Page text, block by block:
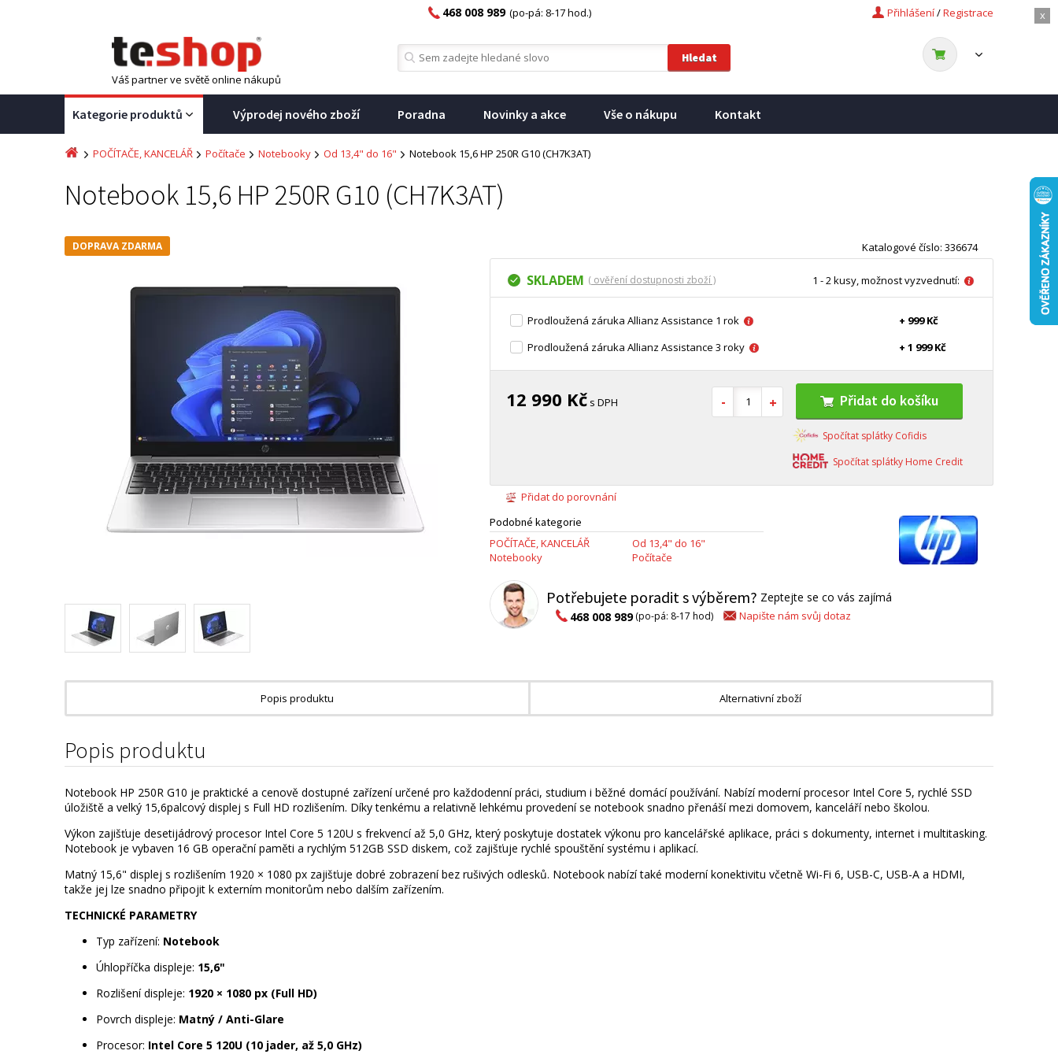
x
Registrace
/
Přihlášení
468 008 989 (po-pá: 8-17 hod.)
Váš partner ve světě online nákupů
Kategorie produktů Výprodej nového zboží Poradna Novinky a akce Vše o nákupu Kontakt
POČÍTAČE, KANCELÁŘ Počítače Notebooky Od 13,4" do 16" Notebook 15,6 HP 250R G10 (CH7K3AT)
Notebook 15,6 HP 250R G10 (CH7K3AT)
DOPRAVA ZDARMA Katalogové číslo: 336674
SKLADEM ( ověření dostupnosti zboží ) 1 - 2 kusy, možnost vyzvednutí:
Prodloužená záruka Allianz Assistance 1 rok
+ 999 Kč
Prodloužená záruka Allianz Assistance 3 roky
+ 1 999 Kč
12 990 Kč s DPH Přidat do košíku
Spočítat splátky Cofidis
Spočítat splátky Home Credit
Přidat do porovnání
Podobné kategorie
POČÍTAČE, KANCELÁŘ
Notebooky
Od 13,4" do 16"
Počítače
Potřebujete poradit s výběrem? Zeptejte se co vás zajímá
468 008 989(po-pá: 8-17 hod) Napište nám svůj dotaz
Popis produktu Alternativní zboží
Popis produktu
Notebook HP 250R G10 je praktické a cenově dostupné zařízení určené pro každodenní práci, studium i běžné domácí používání. Nabízí moderní procesor Intel Core 5, rychlé SSD
úložiště a velký 15,6palcový displej s Full HD rozlišením. Díky tenkému a relativně lehkému provedení se notebook snadno přenáší mezi domovem, kanceláří nebo školou.
Výkon zajišťuje desetijádrový procesor Intel Core 5 120U s frekvencí až 5,0 GHz, který poskytuje dostatek výkonu pro kancelářské aplikace, práci s dokumenty, internet i multitasking.
Notebook je vybaven 16 GB operační paměti a rychlým 512GB SSD diskem, což zajišťuje rychlé spouštění systému i aplikací.
Matný 15,6" displej s rozlišením 1920 × 1080 px zajišťuje dobré zobrazení bez rušivých odlesků. Notebook nabízí také moderní konektivitu včetně Wi-Fi 6, USB-C, USB-A a HDMI,
takže jej lze snadno připojit k externím monitorům nebo dalším zařízením.
TECHNICKÉ PARAMETRY
Typ zařízení: Notebook
Úhlopříčka displeje: 15,6"
Rozlišení displeje: 1920 × 1080 px (Full HD)
Povrch displeje: Matný / Anti-Glare
Procesor: Intel Core 5 120U (10 jader, až 5,0 GHz)